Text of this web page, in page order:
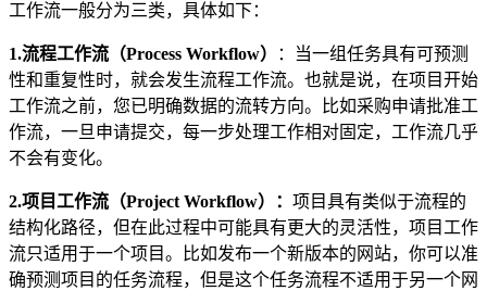
工作流一般分为三类，具体如下：
1.流程工作流（Process Workflow）
：当一组任务具有可预测
性和重复性时，就会发生流程工作流。也就是说，在项目开始
工作流之前，您已明确数据的流转方向。比如采购申请批准工
作流，一旦申请提交，每一步处理工作相对固定，工作流几乎
不会有变化。
2.项目工作流（Project Workflow）： 项目具有类似于流程的
结构化路径，但在此过程中可能具有更大的灵活性，项目工作
流只适用于一个项目。比如发布一个新版本的网站，你可以准
确预测项目的任务流程，但是这个任务流程不适用于另一个网